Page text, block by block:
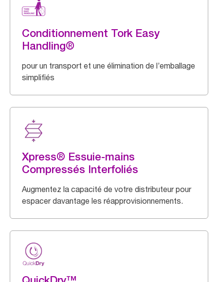
Conditionnement Tork Easy
Handling®
pour un transport et une élimination de l’emballage
simplifiés
Xpress® Essuie-mains
Compressés Interfoliés
Augmentez la capacité de votre distributeur pour
espacer davantage les réapprovisionnements.